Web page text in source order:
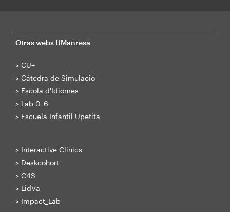
Otras webs UManresa
> CU+
> Cátedra de Simulació
> Escola d'Idiomes
> Lab 0_6
> Escuela Infantil Upetita
> Interactive Clinics
> Deskcohort
> C4S
> LidVa
> Impact_Lab